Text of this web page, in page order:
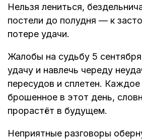
Нельзя лениться,
постели до полудня — к
потере удачи.
Жалобы на судьбу 5 сентября
удачу и навлечь череду
пересудов и сплетен. Каждое
брошенное в этот день,
прорастёт в будущем.
Неприятные разговоры